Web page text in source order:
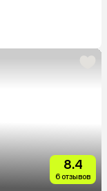
8.4
6 отзывов